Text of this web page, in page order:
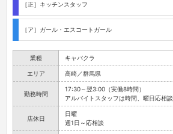
［正］キッチンスタッフ
［ア］ガール・エスコートガール
業種 キャバクラ
エリア 高崎／群馬県
勤務時間
17:30～翌3:00（実働8時間）
アルバイトスタッフは時間、曜日応相談
店休日
日曜
週1日～応相談